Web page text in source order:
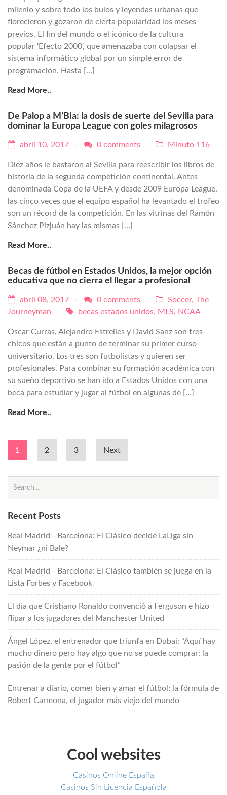
milenio y sobre todo los bulos y leyendas urbanas que
florecieron y gozaron de cierta popularidad los meses
previos. El fin del mundo o el icónico de la cultura
popular ‘Efecto 2000’, que amenazaba con colapsar el
sistema informático global por un simple error de
programación. Hasta […]
Read More..
De Palop a M’Bia: la dosis de suerte del Sevilla para
dominar la Europa League con goles milagrosos
abril 10, 2017 - 0 comments - Minuto 116
Diez años le bastaron al Sevilla para reescribir los libros de
historia de la segunda competición continental. Antes
denominada Copa de la UEFA y desde 2009 Europa League,
las cinco veces que el equipo español ha levantado el trofeo
son un récord de la competición. En las vitrinas del Ramón
Sánchez Pizjuán hay las mismas […]
Read More..
Becas de fútbol en Estados Unidos, la mejor opción
educativa que no cierra el llegar a profesional
abril 08, 2017 - 0 comments - Soccer, The
Journeyman - becas estados unidos, MLS, NCAA
Oscar Curras, Alejandro Estrelles y David Sanz son tres
chicos que están a punto de terminar su primer curso
universitario. Los tres son futbolistas y quieren ser
profesionales. Para combinar su formación académica con
su sueño deportivo se han ido a Estados Unidos con una
beca para estudiar y jugar al fútbol en algunas de […]
Read More..
Posts
navigation
1 2 3 Next
Recent Posts
Real Madrid - Barcelona: El Clásico decide LaLiga sin
Neymar ¿ni Bale?
Real Madrid - Barcelona: El Clásico también se juega en la
Lista Forbes y Facebook
El día que Cristiano Ronaldo convenció a Ferguson e hizo
flipar a los jugadores del Manchester United
Ángel López, el entrenador que triunfa en Dubai: “Aquí hay
mucho dinero pero hay algo que no se puede comprar: la
pasión de la gente por el fútbol”
Entrenar a diario, comer bien y amar el fútbol; la fórmula de
Robert Carmona, el jugador más viejo del mundo
Cool websites
Casinos Online España
Casinos Sin Licencia Española